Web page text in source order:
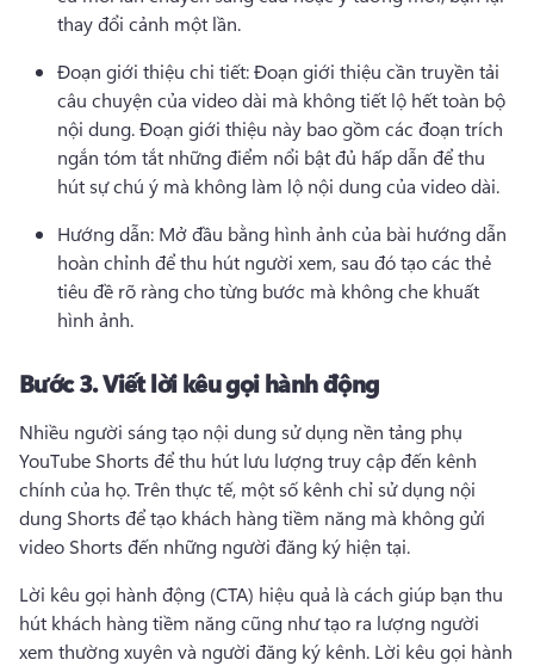
thay đổi cảnh một lần.
Đoạn giới thiệu chi tiết: Đoạn giới thiệu cần truyền tải
câu chuyện của video dài mà không tiết lộ hết toàn bộ
nội dung. Đoạn giới thiệu này bao gồm các đoạn trích
ngắn tóm tắt những điểm nổi bật đủ hấp dẫn để thu
hút sự chú ý mà không làm lộ nội dung của video dài.
Hướng dẫn: Mở đầu bằng hình ảnh của bài hướng dẫn
hoàn chỉnh để thu hút người xem, sau đó tạo các thẻ
tiêu đề rõ ràng cho từng bước mà không che khuất
hình ảnh.
Bước 3.Viết lời kêu gọi hành động
Nhiều người sáng tạo nội dung sử dụng nền tảng phụ
YouTube Shorts để thu hút lưu lượng truy cập đến kênh
chính của họ. Trên thực tế, một số kênh chỉ sử dụng nội
dung Shorts để tạo khách hàng tiềm năng mà không gửi
video Shorts đến những người đăng ký hiện tại.
Lời kêu gọi hành động (CTA) hiệu quả là cách giúp bạn thu
hút khách hàng tiềm năng cũng như tạo ra lượng người
xem thường xuyên và người đăng ký kênh. Lời kêu gọi hành